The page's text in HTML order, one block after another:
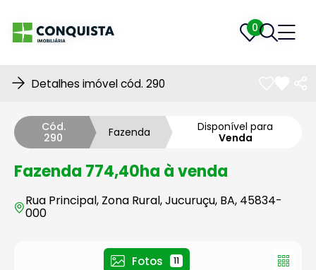
0
0
Detalhes imóvel cód. 290
Cód.
290
Fazenda
Disponível para
Venda
Fazenda 774,40ha à venda
Rua Principal, Zona Rural, Jucuruçu, BA, 45834-
000
Fotos 11